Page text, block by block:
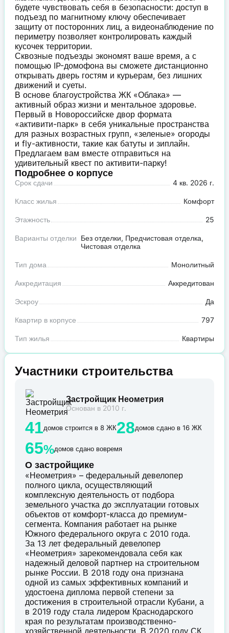
будете чувствовать себя в безопасности: доступ в
подъезд по магнитному ключу обеспечивает
защиту от посторонних лиц, а видеонаблюдение по
периметру позволяет контролировать каждый
кусочек территории.
Сквозные подъезды экономят ваше время, а с
помощью IP-домофона вы сможете дистанционно
открывать дверь гостям и курьерам, без лишних
движений и суеты.
В основе благоустройства ЖК «Облака» —
активный образ жизни и ментальное здоровье.
Первый в Новороссийске двор формата
«активити-парк» в себя уникальные пространства
для разных возрастных групп, «зеленые» огороды
и fly-активности, такие как батуты и зиплайн.
Предлагаем вам вместе отправиться на
удивительный квест по активити-парку!
Подробнее о корпусе
Срок сдачи 4 кв. 2026 г.
Класс жилья Комфорт
Этажность 25
Варианты отделки Без отделки, Предчистовая отделка,
Чистовая отделка
Тип дома Монолитный
Аккредитация Аккредитован
Эскроу Да
Квартир в корпусе 797
Тип жилья Квартиры
Участники строительства
Застройщик Неометрия
Основан в 2010 г.
41домов строится в 8 ЖК28домов сдано в 16 ЖК
65%домов сдано вовремя
О застройщике
«Неометрия» – федеральный девелопер
полного цикла, осуществляющий
комплексную деятельность от подбора
земельного участка до эксплуатации готовых
объектов от комфорт-класса до премиум-
сегмента. Компания работает на рынке
Южного федерального округа с 2010 года.
За 13 лет федеральный девелопер
«Неометрия» зарекомендовала себя как
надежный деловой партнер на строительном
рынке России. В 2018 году она признана
одной из самых эффективных компаний и
удостоена диплома первой степени за
достижения в строительной отрасли Кубани, а
в 2019 году стала лидером Краснодарского
края по результатам производственно-
хозяйственной деятельности. В 2020 году СК